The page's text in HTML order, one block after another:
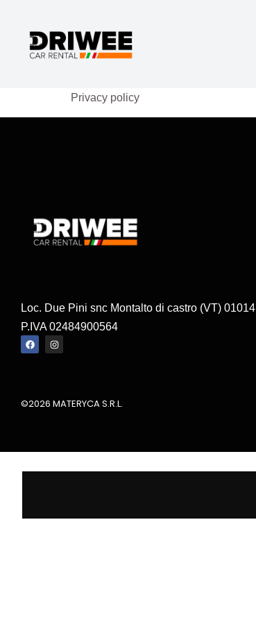
Privacy policy
Loc. Due Pini snc Montalto di castro (VT) 01014
P.IVA 02484900564
©2026 MATERYCA S.R.L.